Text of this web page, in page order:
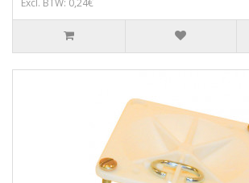
Excl. BTW: 0,24€